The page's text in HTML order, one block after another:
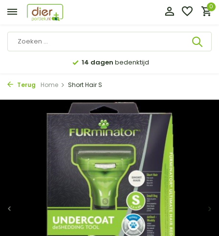
0
14 dagen bedenktijd
Terug Home Short Hair S